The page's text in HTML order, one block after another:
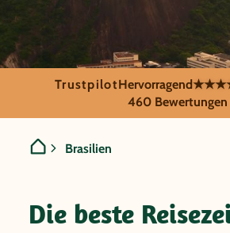
TrustpilotHervorragend
460 Bewertungen
Brasilien
Die beste